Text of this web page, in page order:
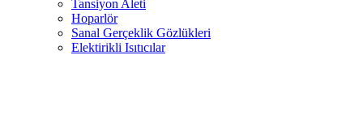
Tansiyon Aleti
Hoparlör
Sanal Gerçeklik Gözlükleri
Elektirikli Isıtıcılar